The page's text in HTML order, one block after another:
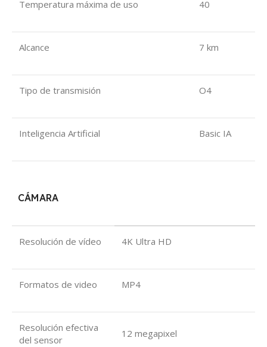
Temperatura máxima de uso 40
Alcance 7 km
Tipo de transmisión O4
Inteligencia Artificial Basic IA
CÁMARA
Resolución de vídeo 4K Ultra HD
Formatos de video MP4
Resolución efectiva
del sensor
12 megapixel